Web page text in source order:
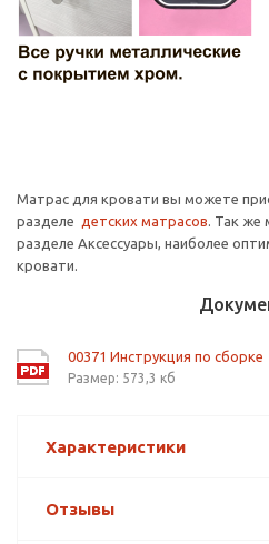
Матрас для кровати вы можете
разделе детских матрасов. Так же
разделе Аксессуары, наиболее
кровати.
00371 Инструкция по сборке
Размер: 573,3 кб
Характеристики
Отзывы